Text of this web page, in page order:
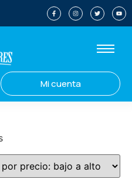
Mi cuenta